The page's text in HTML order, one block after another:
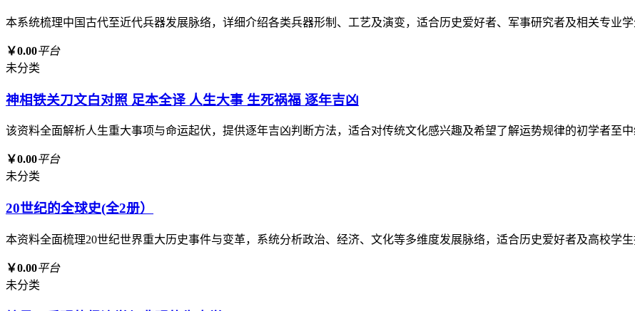
本系统梳理中国古代至近代兵器发展脉络，详细介绍各类兵器形制、工艺及演变，适合历史爱好者、军事研究者及相关专业
￥0.00平台
未分类
神相铁关刀文白对照 足本全译 人生大事 生死祸福 逐年吉凶
该资料全面解析人生重大事项与命运起伏，提供逐年吉凶判断方法，适合对传统文化感兴趣及希望了解运势规律的初学者至
￥0.00平台
未分类
20世纪的全球史(全2册）
本资料全面梳理20世纪世界重大历史事件与变革，系统分析政治、经济、文化等多维度发展脉络，适合历史爱好者及高校学
￥0.00平台
未分类